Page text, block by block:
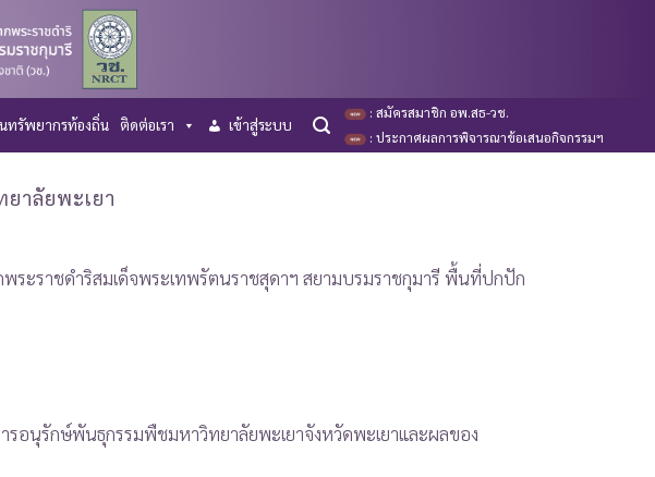
ทรัพยากรท้องถิ่น ติดต่อเรา เข้าสู่ระบบ
: สมัครสมาชิก อพ.สธ-วช.
: ประกาศผลการพิจารณาข้อเสนอกิจกรรมฯ
ยาลัยพะเยา
ระราชดำริสมเด็จพระเทพรัตนราชสุดาฯ สยามบรมราชกุมารี พื้นที่ปกปัก
อนุรักษ์พันธุกรรมพืชมหาวิทยาลัยพะเยาจังหวัดพะเยาและผลของ